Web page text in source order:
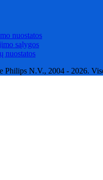
nuostatos
sąlygos
nuostatos
N.V., 2004 - 2026.